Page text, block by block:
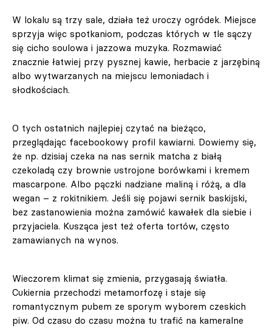
W lokalu są trzy sale, działa też uroczy ogródek. Miejsce
sprzyja więc spotkaniom, podczas których w tle sączy
się cicho soulowa i jazzowa muzyka. Rozmawiać
znacznie łatwiej przy pysznej kawie, herbacie z jarzębiną
albo wytwarzanych na miejscu lemoniadach i
słodkościach.
O tych ostatnich najlepiej czytać na bieżąco,
przeglądając facebookowy profil kawiarni. Dowiemy się,
że np. dzisiaj czeka na nas sernik matcha z białą
czekoladą czy brownie ustrojone borówkami i kremem
mascarpone. Albo pączki nadziane maliną i różą, a dla
wegan – z rokitnikiem. Jeśli się pojawi sernik baskijski,
bez zastanowienia można zamówić kawałek dla siebie i
przyjaciela. Kusząca jest też oferta tortów, często
zamawianych na wynos.
Wieczorem klimat się zmienia, przygasają światła.
Cukiernia przechodzi metamorfozę i staje się
romantycznym pubem ze sporym wyborem czeskich
piw. Od czasu do czasu można tu trafić na kameralne